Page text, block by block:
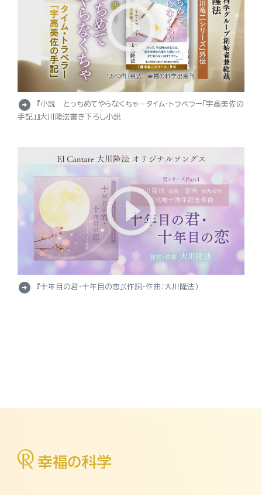
arrow_circle_right
『小説 とっちめてやらなくちゃ－タイム・トラベラー「宇高美佐の
手記」』大川隆法書き下ろし小説
arrow_circle_right 『十年目の君・十年目の恋』（作詞・作曲：大川隆法）